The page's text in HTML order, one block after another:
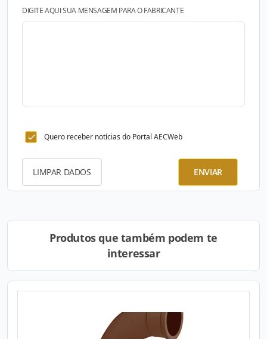
DIGITE AQUI SUA MENSAGEM PARA O FABRICANTE
Quero receber notícias do Portal AECWeb
LIMPAR DADOS ENVIAR
Produtos que também podem te
interessar